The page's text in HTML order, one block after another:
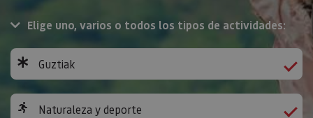
Elige uno, varios o todos los tipos de actividades:
Guztiak
Naturaleza y deporte